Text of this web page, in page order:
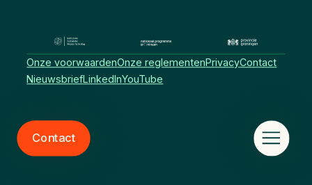
Contact
Onze voorwaardenOnze reglementenPrivacyContact
NieuwsbriefLinkedInYouTube